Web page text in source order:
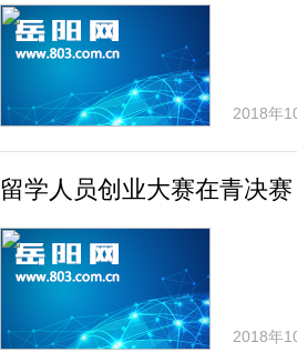
2018年
留学人员创业大赛在青决
2018年